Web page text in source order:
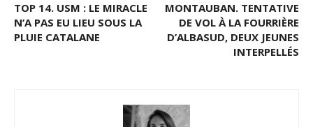
TOP 14. USM : LE MIRACLE
N’A PAS EU LIEU SOUS LA
PLUIE CATALANE
MONTAUBAN. TENTATIVE
DE VOL À LA FOURRIÈRE
D’ALBASUD, DEUX JEUNES
INTERPELLÉS